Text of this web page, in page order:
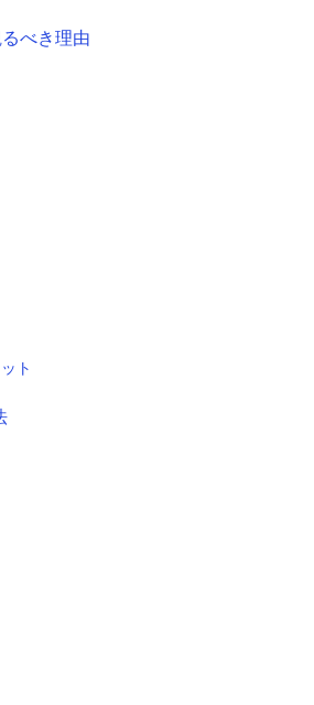
べき理由
ト